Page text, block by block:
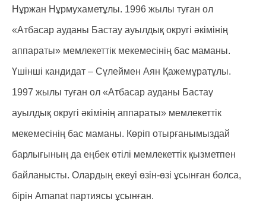
Нұржан Нұрмухаметұлы. 1996 жылы туған ол
«Атбасар ауданы Бастау ауылдық округі әкімінің
аппараты» мемлекеттік мекемесінің бас маманы.
Үшінші кандидат – Сүлеймен Аян Қажемұратұлы.
1997 жылы туған ол «Атбасар ауданы Бастау
ауылдық округі әкімінің аппараты» мемлекеттік
мекемесінің бас маманы. Көріп отырғанымыздай
барлығының да еңбек өтілі мемлекеттік қызметпен
байланысты. Олардың екеуі өзін-өзі ұсынған болса,
бірін Amanat партиясы ұсынған.